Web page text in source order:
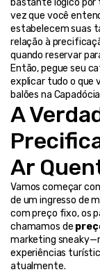
bastante lógico por
vez que você
estabelecem suas
relação à
quando reservar
Então, pegue seu
explicar tudo o que
balões na
A
Ar
Vamos começar
de um ingresso de
com preço fixo, os
chamamos de
marketing
experiências
atualmente.